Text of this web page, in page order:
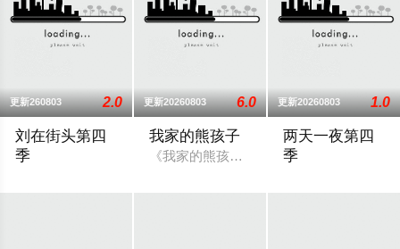
更新260803 2.0
刘在街头第四
季
更新20260803 6.0
我家的熊孩子
《我家的熊孩子》是一档韩国脱口秀节
更新20260803 1.0
两天一夜第四
季